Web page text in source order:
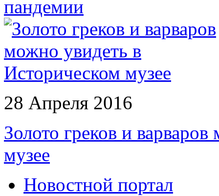
пандемии
28 Апреля 2016
Золото греков и
музее
Новостной портал